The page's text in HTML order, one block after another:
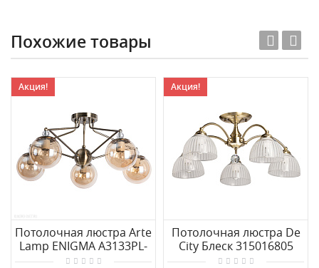
Похожие товары
Акция!
Потолочная люстра Arte
Lamp ENIGMA A3133PL-
5AB
Акция!
Потолочная люстра De
City Блеск 315016805